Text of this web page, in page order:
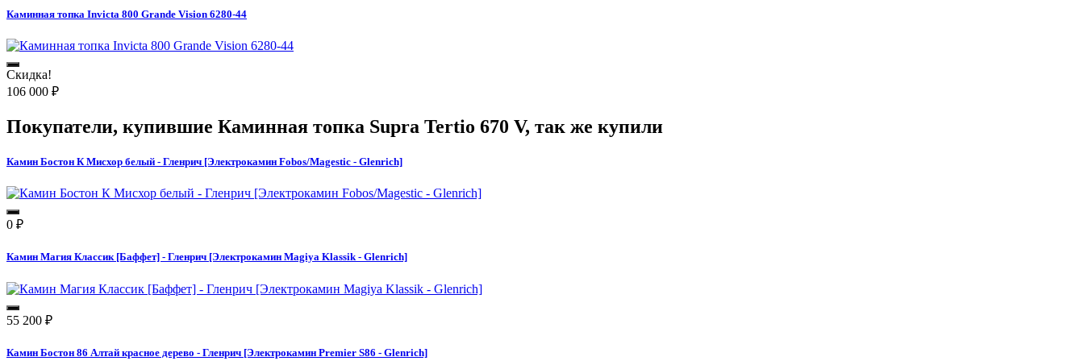
Каминная топка Invicta 800 Grande Vision 6280-44
Скидка!
106 000 ₽
Покупатели, купившие Каминная топка Supra Tertio 670 V, так же купили
Камин Бостон К Мисхор белый - Гленрич [Электрокамин Fobos/Magestic - Glenrich]
0 ₽
Камин Магия Классик [Баффет] - Гленрич [Электрокамин Magiya Klassik - Glenrich]
55 200 ₽
Камин Бостон 86 Алтай красное дерево - Гленрич [Электрокамин Premier S86 - Glenrich]